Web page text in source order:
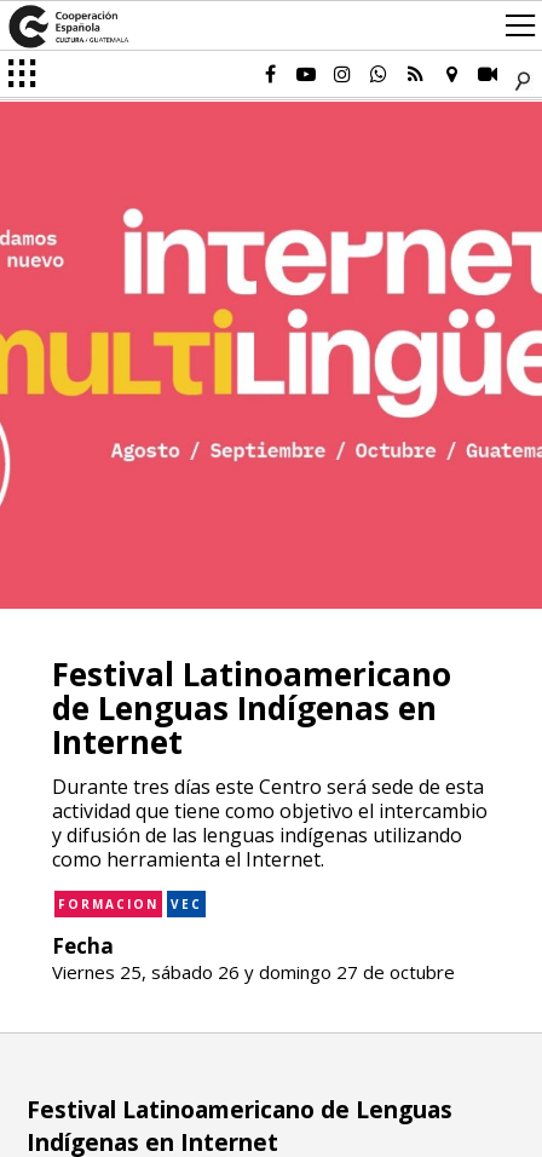
Festival Latinoamericano
de Lenguas Indígenas en
Internet
Durante tres días este Centro será sede de esta
actividad que tiene como objetivo el intercambio
y difusión de las lenguas indígenas utilizando
como herramienta el Internet.
FORMACION VEC
Fecha
Viernes 25, sábado 26 y domingo 27 de octubre
Festival Latinoamericano de Lenguas
Indígenas en Internet